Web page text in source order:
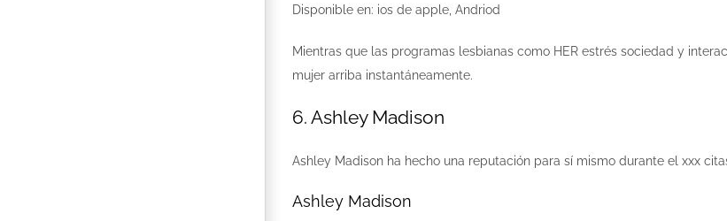
Disponible en: ios de apple, Andriod
Mientras que las programas lesbianas como HER estrés sociedad y
mujer arriba instantáneamente.
6. Ashley Madison
Ashley Madison ha hecho una reputación para sí mismo durante el xxx
Ashley Madison